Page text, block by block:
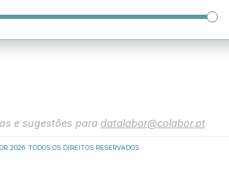
e sugestões para datalabor@colabor.pt
2026 TODOS OS DIREITOS RESERVADOS